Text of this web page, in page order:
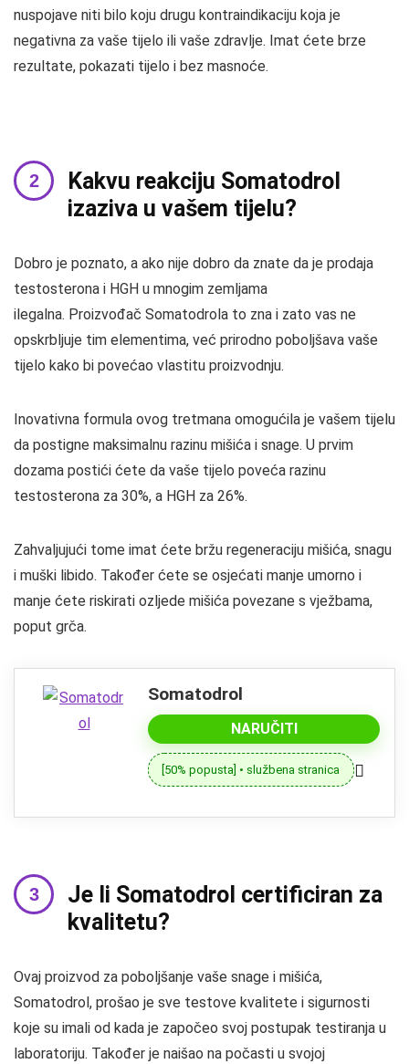
nuspojave niti bilo koju drugu kontraindikaciju koja je
negativna za vaše tijelo ili vaše zdravlje. Imat ćete brze
rezultate, pokazati tijelo i bez masnoće.
Kakvu reakciju Somatodrol
izaziva u vašem tijelu?
Dobro je poznato, a ako nije dobro da znate da je prodaja
testosterona i HGH u mnogim zemljama
ilegalna. Proizvođač Somatodrola to zna i zato vas ne
opskrbljuje tim elementima, već prirodno poboljšava vaše
tijelo kako bi povećao vlastitu proizvodnju.
Inovativna formula ovog tretmana omogućila je vašem tijelu
da postigne maksimalnu razinu mišića i snage. U prvim
dozama postići ćete da vaše tijelo poveća razinu
testosterona za 30%, a HGH za 26%.
Zahvaljujući tome imat ćete bržu regeneraciju mišića, snagu
i muški libido. Također ćete se osjećati manje umorno i
manje ćete riskirati ozljede mišića povezane s vježbama,
poput grča.
Somatodrol
NARUČITI
[50% popusta] • službena stranica
Je li Somatodrol certificiran za
kvalitetu?
Ovaj proizvod za poboljšanje vaše snage i mišića,
Somatodrol, prošao je sve testove kvalitete i sigurnosti
koje su imali od kada je započeo svoj postupak testiranja u
laboratoriju. Također je naišao na počasti u svojoj